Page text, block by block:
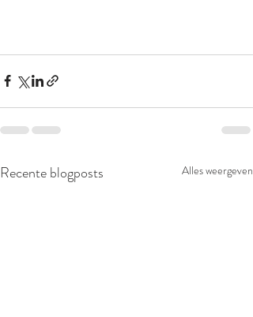
Recente blogposts Alles weergeven